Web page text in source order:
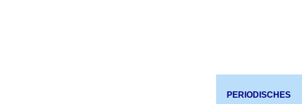
PERIODISCHES